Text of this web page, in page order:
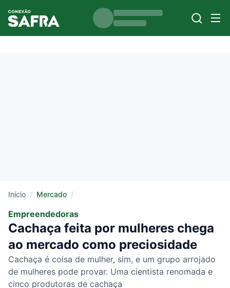
Início / Mercado /
Empreendedoras
Cachaça feita por mulheres chega
ao mercado como preciosidade
Cachaça é coisa de mulher, sim, e um grupo arrojado
de mulheres pode provar. Uma cientista renomada e
cinco produtoras de cachaça